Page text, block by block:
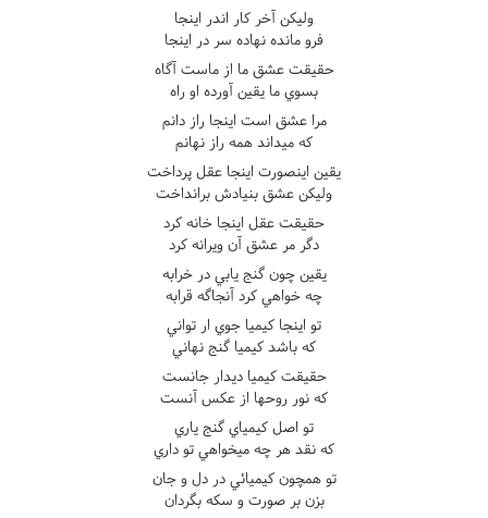
وليکن آخر کار اندر اينجا
فرو مانده نهاده سر در اينجا
حقيقت عشق ما از ماست آگاه
بسوي ما يقين آورده او راه
مرا عشق است اينجا راز دانم
که ميداند همه راز نهانم
يقين اينصورت اينجا عقل پرداخت
وليکن عشق بنيادش برانداخت
حقيقت عقل اينجا خانه کرد
دگر مر عشق آن ويرانه کرد
يقين چون گنج يابي در خرابه
چه خواهي کرد آنجاگه قرابه
تو اينجا کيميا جوي ار تواني
که باشد کيميا گنج نهاني
حقيقت کيميا ديدار جانست
که نور روحها از عکس آنست
تو اصل کيمياي گنج ياري
که نقد هر چه ميخواهي تو داري
تو همچون کيميائي در دل و جان
بزن بر صورت و سکه بگردان